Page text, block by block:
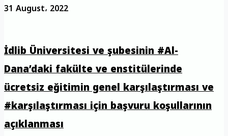
31 August، 2022
İdlib Üniversitesi ve şubesinin #Al-
Dana’daki fakülte ve enstitülerinde
ücretsiz eğitimin genel karşılaştırması ve
#karşılaştırması için başvuru koşullarının
açıklanması